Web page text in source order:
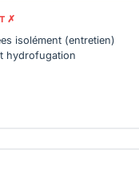
✗
isolément (entretien)
hydrofugation